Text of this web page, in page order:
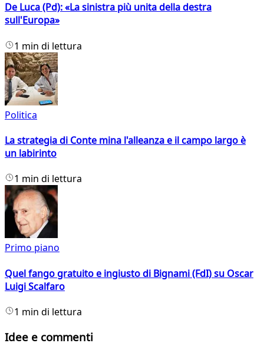
De Luca (Pd): «La sinistra più unita della destra
sull'Europa»
1 min di lettura
Politica
La strategia di Conte mina l'alleanza e il campo largo è
un labirinto
1 min di lettura
Primo piano
Quel fango gratuito e ingiusto di Bignami (FdI) su Oscar
Luigi Scalfaro
1 min di lettura
Idee e commenti